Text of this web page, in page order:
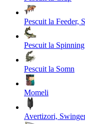
Pescuit la Feeder,
Pescuit la Spinning
Pescuit la Somn
Momeli
Avertizori,